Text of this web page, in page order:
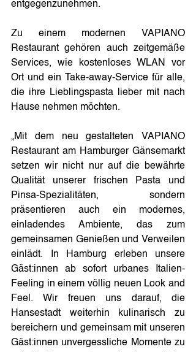
entgegenzunehmen.
Zu einem modernen VAPIANO
Restaurant gehören auch zeitgemäße
Services, wie kostenloses WLAN vor
Ort und ein Take-away-Service für alle,
die ihre Lieblingspasta lieber mit nach
Hause nehmen möchten.
„Mit dem neu gestalteten VAPIANO
Restaurant am Hamburger Gänsemarkt
setzen wir nicht nur auf die bewährte
Qualität unserer frischen Pasta und
Pinsa-Spezialitäten, sondern
präsentieren auch ein modernes,
einladendes Ambiente, das zum
gemeinsamen Genießen und Verweilen
einlädt. In Hamburg erleben unsere
Gäst:innen ab sofort urbanes Italien-
Feeling in einem völlig neuen Look and
Feel. Wir freuen uns darauf, die
Hansestadt weiterhin kulinarisch zu
bereichern und gemeinsam mit unseren
Gäst:innen unvergessliche Momente zu